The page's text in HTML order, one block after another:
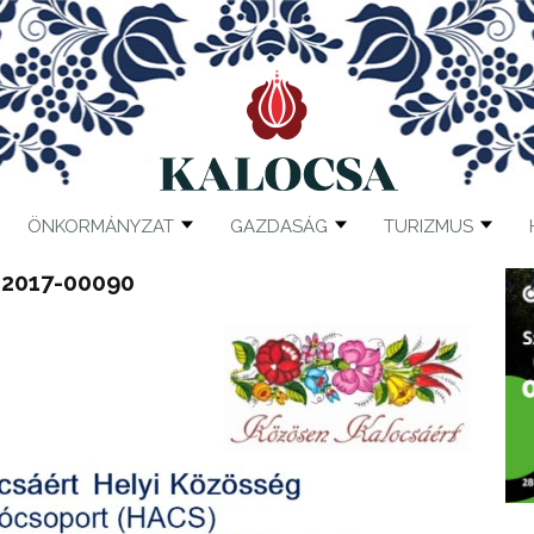
ÖNKORMÁNYZAT GAZDASÁG TURIZMUS
2017-00090